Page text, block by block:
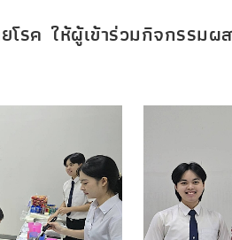
รค ให้ผู้เข้าร่วมกิจกรรม